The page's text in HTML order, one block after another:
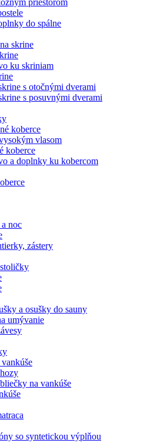
do spálne
skrine
ku skriniam
s otočnými dverami
s posuvnými dverami
koberce
vlasom
koberce
a doplnky ku kobercom
noc
zástery
a osušky do sauny
umývanie
na vankúše
so syntetickou výplňou